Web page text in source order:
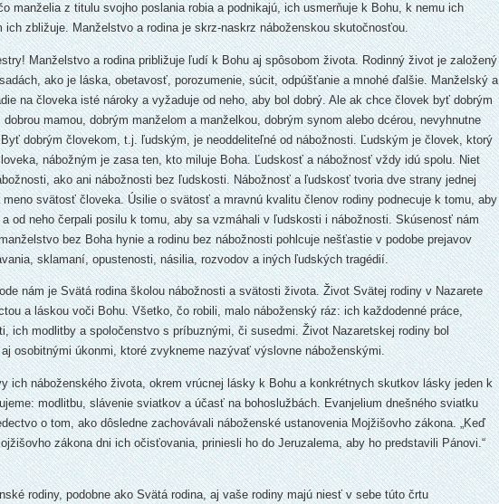
manželia z titulu svojho poslania robia a podnikajú, ich usmerňuje k Bohu, k nemu ich
ich zbližuje. Manželstvo a rodina je skrz-naskrz náboženskou skutočnosťou.
Manželstvo a rodina približuje ľudí k Bohu aj spôsobom života. Rodinný život je založený
ako je láska, obetavosť, porozumenie, súcit, odpúšťanie a mnohé ďalšie. Manželský a
na človeka isté nároky a vyžaduje od neho, aby bol dobrý. Ale ak chce človek byť dobrým
mamou, dobrým manželom a manželkou, dobrým synom alebo dcérou, nevyhnutne
dobrým človekom, t.j. ľudským, je neoddeliteľné od nábožnosti. Ľudským je človek, ktorý
nábožným je zasa ten, kto miluje Boha. Ľudskosť a nábožnosť vždy idú spolu. Niet
ako ani nábožnosti bez ľudskosti. Nábožnosť a ľudskosť tvoria dve strany jednej
svätosť človeka. Úsilie o svätosť a mravnú kvalitu členov rodiny podnecuje k tomu, aby
od neho čerpali posilu k tomu, aby sa vzmáhali v ľudskosti i nábožnosti. Skúsenosť nám
bez Boha hynie a rodinu bez nábožnosti pohlcuje nešťastie v podobe prejavov
sklamaní, opustenosti, násilia, rozvodov a iných ľudských tragédií.
nám je Svätá rodina školou nábožnosti a svätosti života. Život Svätej rodiny v Nazarete
a láskou voči Bohu. Všetko, čo robili, malo náboženský ráz: ich každodenné práce,
ich modlitby a spoločenstvo s príbuznými, či su­sedmi. Život Nazaretskej rodiny bol
osobitnými úkonmi, ktoré zvykneme nazývať výslovne náboženskými.
ich náboženského života, okrem vrúcnej lásky k Bohu a konkrétnych skutkov lásky jeden k
modlitbu, slávenie sviatkov a účasť na bohosluž­bách. Evanjelium dnešného sviatku
o tom, ako dôsledne zachovávali náboženské ustanovenia Mojžišovho zákona. „Keď
zákona dni ich očisťovania, priniesli ho do Jeruzalema, aby ho predstavili Pánovi.“
rodiny, podobne ako Svätá rodina, aj vaše rodiny majú niesť v sebe túto črtu